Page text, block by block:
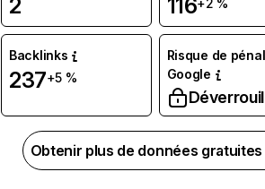
2 116+2 %
Backlinks
237+5 %
Risque de
Google
Obtenir plus de données